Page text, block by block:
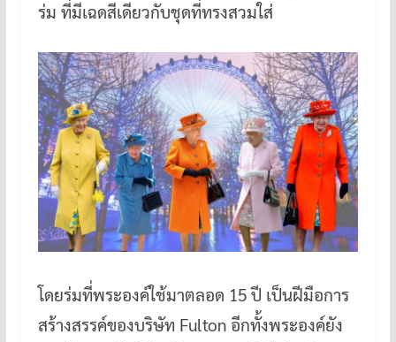
ร่ม ที่มีเฉดสีเดียวกับชุดที่ทรงสวมใส่
โดยร่มที่พระองค์ใช้มาตลอด 15 ปี เป็นฝีมือการ
สร้างสรรค์ของบริษัท Fulton อีกทั้งพระองค์ยัง